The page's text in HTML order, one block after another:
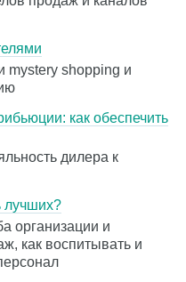
mystery shopping и
как обеспечить
дилера к
лучших?
организации и
как воспитывать и